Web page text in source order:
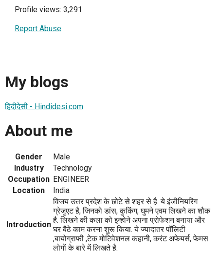
Profile views: 3,291
Report Abuse
My blogs
हिंदीदेसी - Hindidesi.com
About me
Gender
Male
Industry
Technology
Occupation ENGINEER
Location
India
Introduction
विजय उत्तर प्रदेश के छोटे से शहर से है. ये इंजीनियरिंग
ग्रेजुएट है, जिनको डांस, कुकिंग, घुमने एवम लिखने का शौक
है. लिखने की कला को इन्होने अपना प्रोफेशन बनाया और
घर बैठे काम करना शुरू किया. ये ज्यादातर पॉलिटी
,बायोग्राफी ,टेक मोटिवेशनल कहानी, करंट अफेयर्स, फेमस
लोगों के बारे में लिखते है.